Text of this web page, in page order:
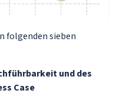
folgenden sieben
und des
Case